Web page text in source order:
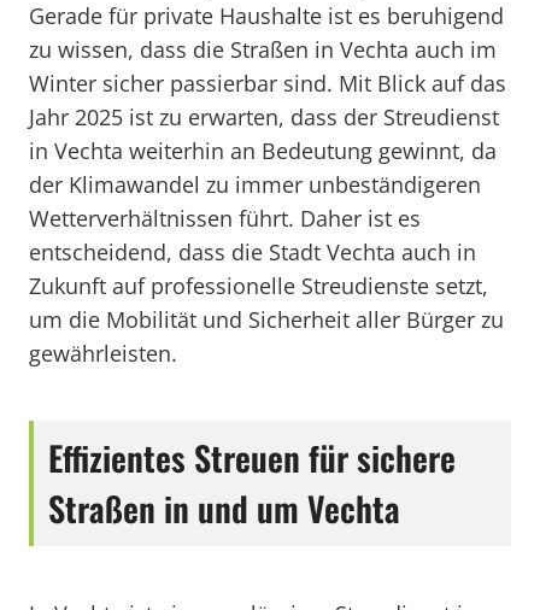
Gerade für private Haushalte ist es beruhigend
zu wissen, dass die Straßen in Vechta auch im
Winter sicher passierbar sind. Mit Blick auf das
Jahr 2025 ist zu erwarten, dass der Streudienst
in Vechta weiterhin an Bedeutung gewinnt, da
der Klimawandel zu immer unbeständigeren
Wetterverhältnissen führt. Daher ist es
entscheidend, dass die Stadt Vechta auch in
Zukunft auf professionelle Streudienste setzt,
um die Mobilität und Sicherheit aller Bürger zu
gewährleisten.
Effizientes Streuen für sichere
Straßen in und um Vechta